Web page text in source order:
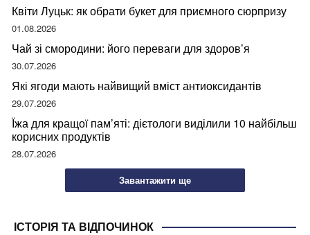
Квіти Луцьк: як обрати букет для приємного сюрпризу
01.08.2026
Чай зі смородини: його переваги для здоров’я
30.07.2026
Які ягоди мають найвищий вміст антиоксидантів
29.07.2026
Їжа для кращої пам’яті: дієтологи виділили 10 найбільш
корисних продуктів
28.07.2026
Завантажити ще
ІСТОРІЯ ТА ВІДПОЧИНОК